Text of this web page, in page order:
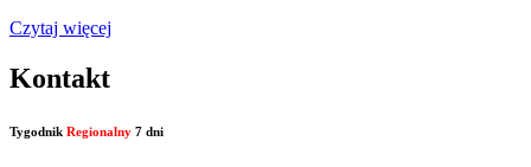
Czytaj więcej
Kontakt
Tygodnik Regionalny 7 dni